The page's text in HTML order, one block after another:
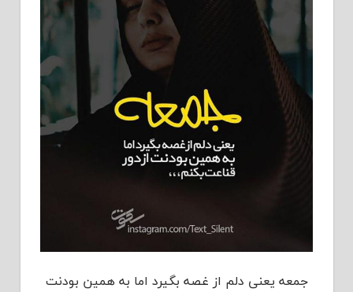
جمعه یعنی دلم از غصه بگیرد اما به همین بودنت